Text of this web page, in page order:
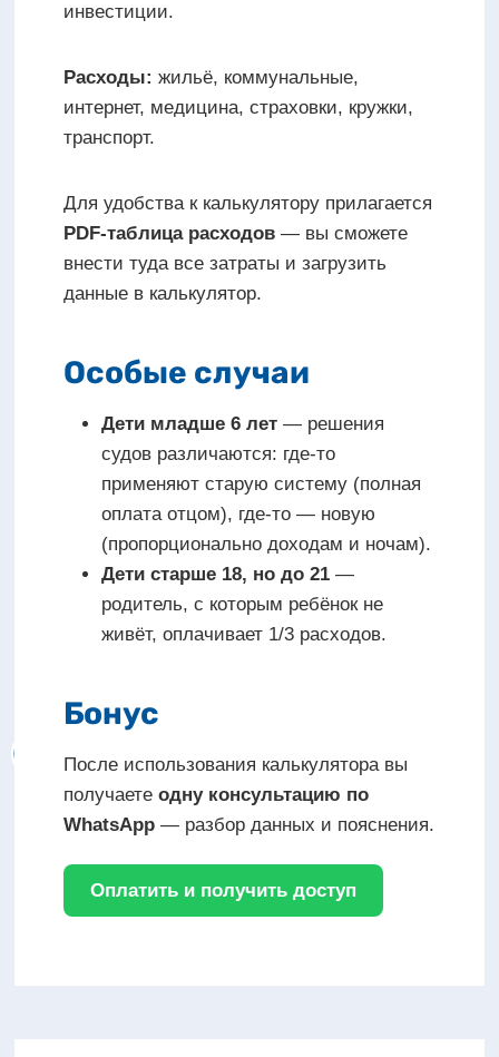
инвестиции.
Расходы: жильё, коммунальные,
интернет, медицина, страховки, кружки,
транспорт.
Для удобства к калькулятору прилагается
PDF-таблица расходов— вы сможете
внести туда все затраты и загрузить
данные в калькулятор.
Особые случаи
Дети младше 6 лет— решения
судов различаются: где-то
применяют старую систему (полная
оплата отцом), где-то — новую
(пропорционально доходам и ночам).
Дети старше 18, но до 21—
родитель, с которым ребёнок не
живёт, оплачивает 1/3 расходов.
Бонус
После использования калькулятора вы
получаете одну консультацию по
WhatsApp— разбор данных и пояснения.
Оплатить и получить доступ